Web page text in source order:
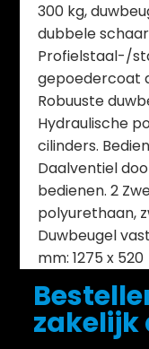
300 kg,
dubbele
Profielstaal-/
gepoedercoat
Robuuste
Hydraulische
cilinders.
Daalventiel
bedienen. 2
polyurethaan,
Duwbeugel
mm: 1275 x 520
zakelijk